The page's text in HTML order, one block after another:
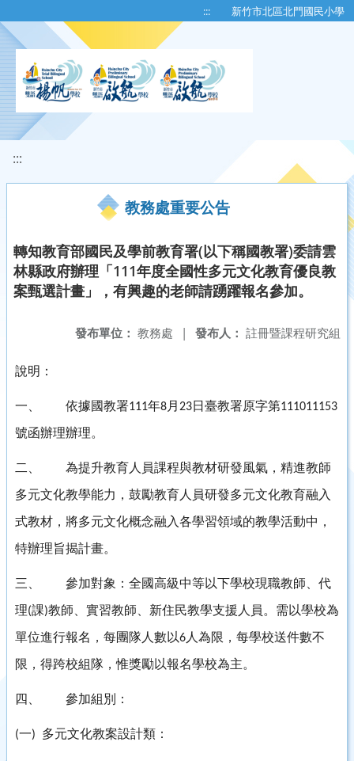
::: 新竹市北區北門國民小學
:::
教務處重要公告
轉知教育部國民及學前教育署(以下稱國教署)委請雲
林縣政府辦理「111年度全國性多元文化教育優良教
案甄選計畫」，有興趣的老師請踴躍報名參加。
發布人： 註冊暨課程研究組
發布單位： 教務處 |
說明：
一、 依據國教署111年8月 23日臺教署原字第111011153
號函辦理辦理。
二、
為提升教育人員課程與教材研發風氣，精進教師
多元文化教學能力，鼓勵教育人員研發多元文化教育融入
式教材，將多元文化概念融入各學習領域的教學活動中，
特辦理旨揭計畫。
三、
參加對象：全國高級中等以下學校現職教師、代
理(課)教師、實習教師、新住民教學支援人員。需以學校為
單位進行報名，每團隊人數以6人為限，每學校送件數不
限，得跨校組隊，惟獎勵以報名學校為主。
四、 參加組別：
(一) 多元文化教案設計類：